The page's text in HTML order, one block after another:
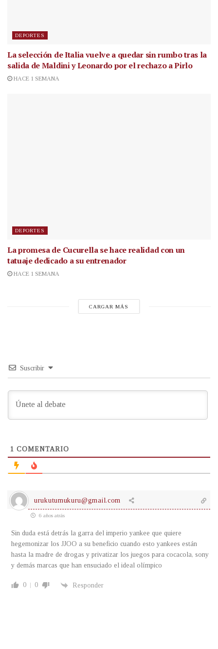
DEPORTES
La selección de Italia vuelve a quedar sin rumbo tras la
salida de Maldini y Leonardo por el rechazo a Pirlo
HACE 1 SEMANA
DEPORTES
La promesa de Cucurella se hace realidad con un
tatuaje dedicado a su entrenador
HACE 1 SEMANA
CARGAR MÁS
Suscribir
1 COMENTARIO
urukutumukuru@gmail.com
6 años atrás
Sin duda está detrás la garra del imperio yankee que quiere
hegemonizar los JJOO a su beneficio cuando esto yankees están
hasta la madre de drogas y privatizar los juegos para cocacola, sony
y demás marcas que han ensuciado el ideal olímpico
0 0 Responder